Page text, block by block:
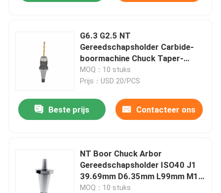
G6.3 G2.5 NT
Gereedschapsholder Carbide-
boormachine Chuck Taper-
gereedschapsholder
MOQ：10 stuks
Prijs：USD 20/PCS
Beste prijs Contacteer ons
NT Boor Chuck Arbor
Gereedschapsholder ISO40 J1
39.69mm D6.35mm L99mm M16
WT0.5
MOQ：10 stuks